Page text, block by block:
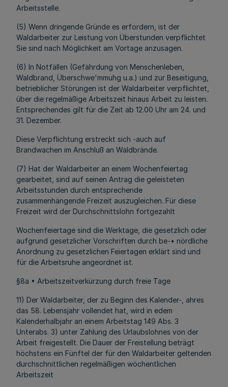
Arbeitsstelle.
(5) Wenn dringende Gründe es erfordern, ist der
Waldarbeiter zur Leistung von Überstunden verpflichtet
Sie sind nach Möglichkeit am Vortage anzusagen.
(6) In Notfällen (Gefährdung von Menschenleben,
Waldbrand, Überschwe'mmuhg u.a.) und zur Beseitigung,
betrieblicher Störungen ist der Waldarbeiter verpflichtet,
über die regelmäßige Arbeitszeit hinaus Arbeit zu leisten.
Entsprechendes gilt für die Zeit ab 12.00 Uhr am 24. und
31. Dezember.
Diese Verpflichtung erstreckt sich -auch auf
Brandwachen im Anschluß an Waldbrände.
(7) Hat der Waldarbeiter an einem Wochenfeiertag
gearbeitet, sind auf seinen Antrag die geleisteten
Arbeitsstunden durch entsprechende
zusammenhängende Freizeit auszugleichen. Für diese
Freizeit wird der Durchschnittslohn fortgezahlt
Wochenfeiertage sind die Werktage, die gesetzlich oder
aufgrund gesetzlicher Vorschriften durch be-• nördliche
Anordnung zu gesetzlichen Feiertagen erklärt sind und
für die Arbeitsruhe angeordnet ist.
§8a • Arbeitszeitverkürzung durch freie Tage
11) Der Waldarbeiter, der zu Beginn des Kalender-, ahres
das 58. Lebensjahr vollendet hat, wird in edem
Kalenderhalbjahr an einem Arbeitstag 149 Abs. 3
Unterabs. 3) unter Zahlung des Urlaubslohnes von der
Arbeit freigestellt. Die Dauer der Freistellung beträgt
höchstens ein Fünftel der für den Waldarbeiter geltenden
durchschnittlichen regelmäßigen wöchentlichen
Arbeitszeit